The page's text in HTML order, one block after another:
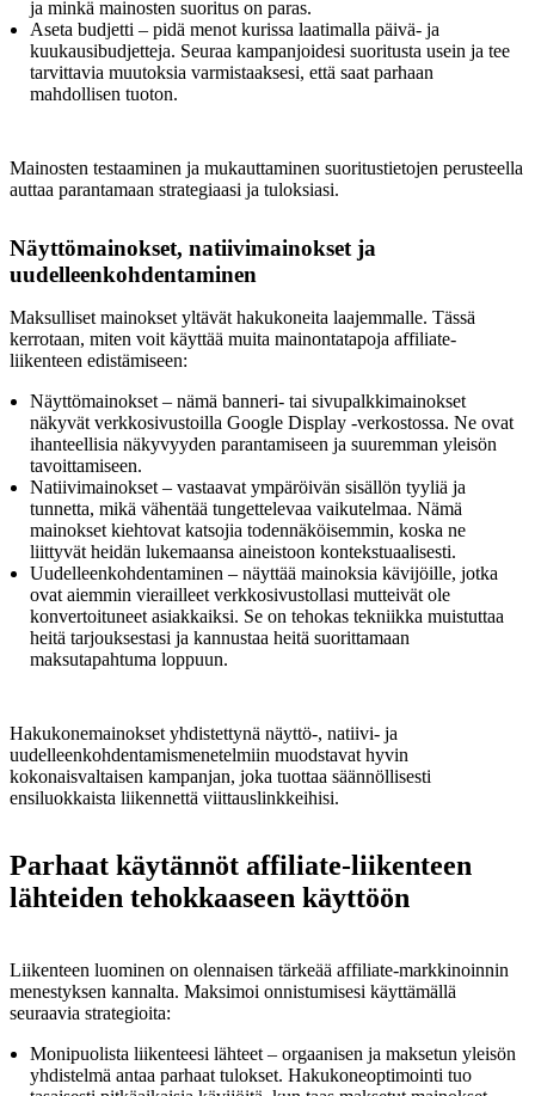
ja minkä mainosten suoritus on paras.
Aseta budjetti – pidä menot kurissa laatimalla päivä- ja
kuukausibudjetteja. Seuraa kampanjoidesi suoritusta usein ja tee
tarvittavia muutoksia varmistaaksesi, että saat parhaan
mahdollisen tuoton.
Mainosten testaaminen ja mukauttaminen suoritustietojen perusteella
auttaa parantamaan strategiaasi ja tuloksiasi.
Näyttömainokset, natiivimainokset ja
uudelleenkohdentaminen
Maksulliset mainokset yltävät hakukoneita laajemmalle. Tässä
kerrotaan, miten voit käyttää muita mainontatapoja affiliate-
liikenteen edistämiseen:
Näyttömainokset – nämä banneri- tai sivupalkkimainokset
näkyvät verkkosivustoilla Google Display -verkostossa. Ne ovat
ihanteellisia näkyvyyden parantamiseen ja suuremman yleisön
tavoittamiseen.
Natiivimainokset – vastaavat ympäröivän sisällön tyyliä ja
tunnetta, mikä vähentää tungettelevaa vaikutelmaa. Nämä
mainokset kiehtovat katsojia todennäköisemmin, koska ne
liittyvät heidän lukemaansa aineistoon kontekstuaalisesti.
Uudelleenkohdentaminen – näyttää mainoksia kävijöille, jotka
ovat aiemmin vierailleet verkkosivustollasi mutteivät ole
konvertoituneet asiakkaiksi. Se on tehokas tekniikka muistuttaa
heitä tarjouksestasi ja kannustaa heitä suorittamaan
maksutapahtuma loppuun.
Hakukonemainokset yhdistettynä näyttö-, natiivi- ja
uudelleenkohdentamismenetelmiin muodstavat hyvin
kokonaisvaltaisen kampanjan, joka tuottaa säännöllisesti
ensiluokkaista liikennettä viittauslinkkeihisi.
Parhaat käytännöt affiliate-liikenteen
lähteiden tehokkaaseen käyttöön
Liikenteen luominen on olennaisen tärkeää affiliate-markkinoinnin
menestyksen kannalta. Maksimoi onnistumisesi käyttämällä
seuraavia strategioita:
Monipuolista liikenteesi lähteet – orgaanisen ja maksetun yleisön
yhdistelmä antaa parhaat tulokset. Hakukoneoptimointi tuo